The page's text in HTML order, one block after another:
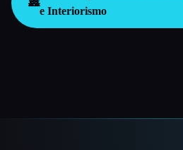
🏯
e Interiorismo